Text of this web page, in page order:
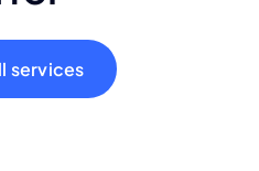
services